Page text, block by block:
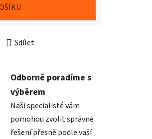
Sdílet
Odborně poradíme s
výběrem
Naši specialisté vám
pomohou zvolit správné
řešení přesně podle vaší